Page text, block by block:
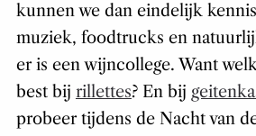
kunnen we dan eindelijk
muziek, foodtrucks en
er is een wijncollege. Want
best bij rillettes? En bij
probeer tijdens de Nacht van